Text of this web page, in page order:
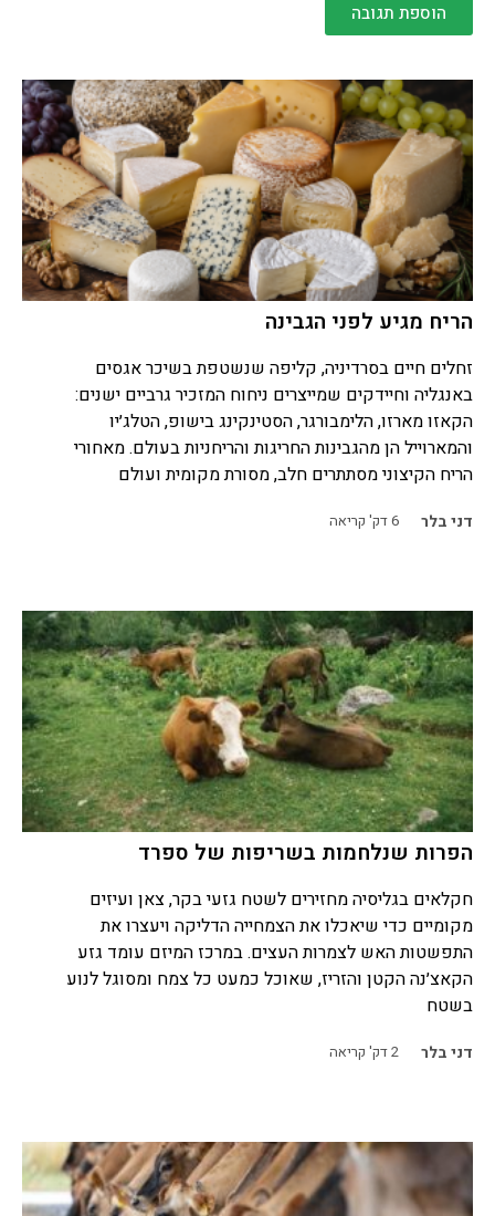
הוספת תגובה
הריח מגיע לפני הגבינה
זחלים חיים בסרדיניה, קליפה שנשטפת בשיכר אגסים
באנגליה וחיידקים שמייצרים ניחוח המזכיר גרביים ישנים:
הקאזו מארזו, הלימבורגר, הסטינקינג בישופ, הטלג׳יו
והמארוייל הן מהגבינות החריגות והריחניות בעולם. מאחורי
הריח הקיצוני מסתתרים חלב, מסורת מקומית ועולם
דני בלר 6דק' קריאה
הפרות שנלחמות בשריפות של ספרד
חקלאים בגליסיה מחזירים לשטח גזעי בקר, צאן ועיזים
מקומיים כדי שיאכלו את הצמחייה הדליקה ויעצרו את
התפשטות האש לצמרות העצים. במרכז המיזם עומד גזע
הקאצ׳נה הקטן והזריז, שאוכל כמעט כל צמח ומסוגל לנוע
בשטח
דני בלר 2דק' קריאה